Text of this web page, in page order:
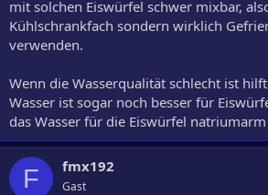
mit solchen Eiswürfel schwer mixbar,
Kühlschrankfach sondern wirklich
verwenden.
Wenn die Wasserqualität schlecht ist
Wasser ist sogar noch besser für
das Wasser für die Eiswürfel
F fmx192
Gast